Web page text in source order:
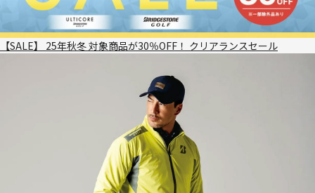
【SALE】 25年秋冬 対象商品が30％OFF！ クリアランスセール